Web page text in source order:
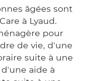
âgées sont
à Lyaud.
pour
de vie, d'une
suite à une
aide à